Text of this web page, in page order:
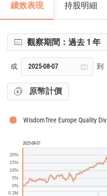
績效表現 持股明細
觀察期間：過去 1 年
或 到
原幣計價
WisdomTree Europe Quality
2025-08-07
0.2M
0%
5%
10%
15%
20%